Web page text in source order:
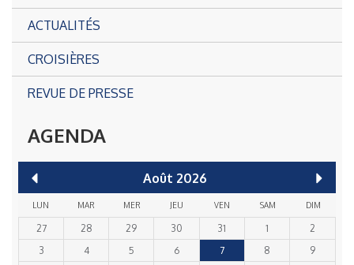
ACTUALITÉS
CROISIÈRES
REVUE DE PRESSE
AGENDA
Août 2026
LUN MAR MER JEU VEN SAM DIM
27 28 29 30 31 1
2
3
4 5 6 7 8 9